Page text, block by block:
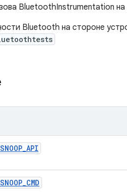
BluetoothInstrumentation на
Bluetooth на стороне
_API
_CMD